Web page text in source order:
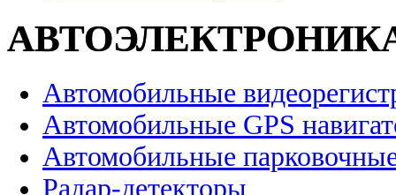
Автомобильные
Автомобильные GPS
Автомобильные
Радар-детекторы